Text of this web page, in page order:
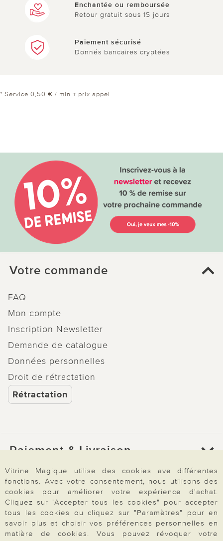
Enchantée ou remboursée
Retour gratuit sous 15 jours
Paiement sécurisé
Donnés bancaires cryptées
* Service 0,50 € / min + prix appel
Votre commande
FAQ
Mon compte
Inscription Newsletter
Demande de catalogue
Données personnelles
Droit de rétractation
Rétractation
Paiement & Livraison
À propos de nous
Besoin d'aide?
Vitrine Magique utilise des cookies ave différentes
fonctions. Avec votre consentement, nous utilisons des
cookies pour améliorer votre expérience d'achat.
Cliquez sur "Accepter tous les cookies" pour accepter
tous les cookies ou cliquez sur "Paramètres" pour en
savoir plus et choisir vos préférences personnelles en
matière de cookies. Vous pouvez révoquer votre